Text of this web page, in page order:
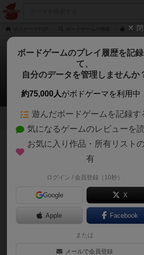
モン
モンスターイーター ～ダン
ーム～
Nobuaki Katouさんのレビュ
5 4 18
1134名 6名 約3年前
自宅で、中３と小３の息子と３人で
ボードゲームのプレイ履歴を記
て、
自分のデータを管理しませんか
約75,000人がボドゲーマを利用中
遊んだボードゲームを記録す
気になるゲームのレビューを
お気に入り作品・所有リスト
有
ログイン / 会員登録（10秒）
Google X
Apple Facebook
または
メールで会員登録